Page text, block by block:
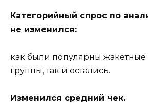
Категорийный спрос по
не изменился:
как были популярны
группы, так и остались.
Изменился средний чек.